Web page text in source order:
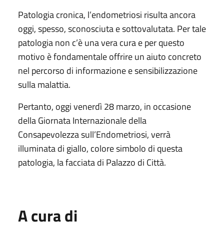
Patologia cronica, l’endometriosi risulta ancora
oggi, spesso, sconosciuta e sottovalutata. Per tale
patologia non c’è una vera cura e per questo
motivo è fondamentale offrire un aiuto concreto
nel percorso di informazione e sensibilizzazione
sulla malattia.
Pertanto, oggi venerdì 28 marzo, in occasione
della Giornata Internazionale della
Consapevolezza sull’Endometriosi, verrà
illuminata di giallo, colore simbolo di questa
patologia, la facciata di Palazzo di Città.
A cura di